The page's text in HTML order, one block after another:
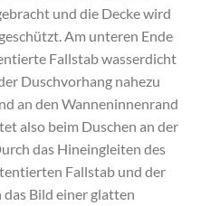
und die Decke wird
Am unteren Ende
Fallstab wasserdicht
Duschvorhang nahezu
an den Wanneninnenrand
also beim Duschen an der
das Hineingleiten des
Fallstab und der
Bild einer glatten